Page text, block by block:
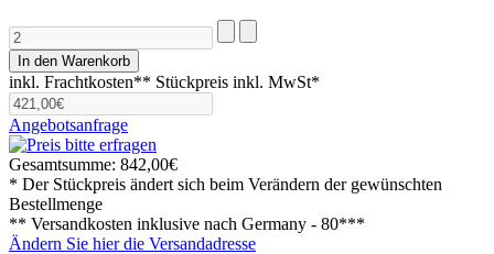
inkl. Frachtkosten** Stückpreis inkl. MwSt*
Angebotsanfrage
Gesamtsumme: 842,00€
* Der Stückpreis ändert sich beim Verändern der gewünschten
Bestellmenge
** Versandkosten inklusive nach Germany - 80***
Ändern Sie hier die Versandadresse